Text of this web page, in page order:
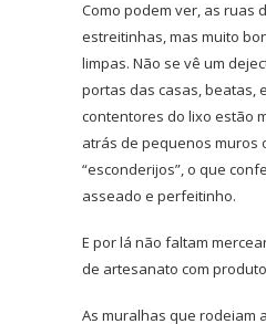
Como podem ver, as ruas
estreitinhas, mas muito
limpas. Não se vê um
portas das casas, beatas,
contentores do lixo estão
atrás de pequenos muros
“esconderijos”, o que
asseado e perfeitinho.
E por lá não faltam
de artesanato com
As muralhas que rodeiam